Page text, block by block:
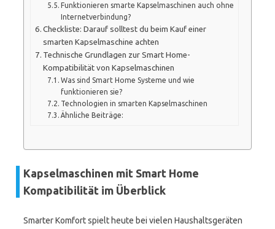
Funktionieren smarte Kapselmaschinen auch ohne
Internetverbindung?
Checkliste: Darauf solltest du beim Kauf einer
smarten Kapselmaschine achten
Technische Grundlagen zur Smart Home-
Kompatibilität von Kapselmaschinen
Was sind Smart Home Systeme und wie
funktionieren sie?
Technologien in smarten Kapselmaschinen
Ähnliche Beiträge:
Kapselmaschinen mit Smart Home
Kompatibilität im Überblick
Smarter Komfort spielt heute bei vielen Haushaltsgeräten